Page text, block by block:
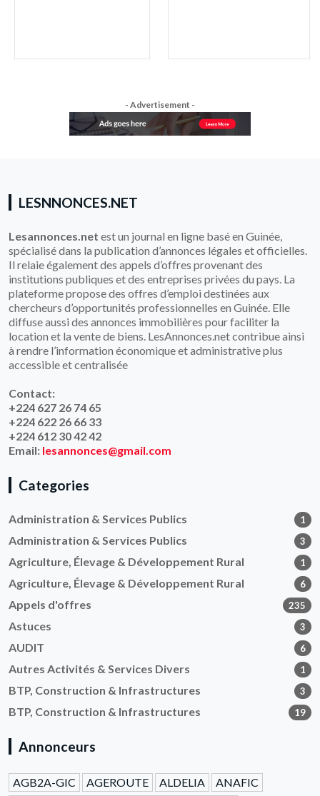
- Advertisement -
LESNNONCES.NET
Lesannonces.net est un journal en ligne basé en Guinée,
spécialisé dans la publication d’annonces légales et officielles.
Il relaie également des appels d’offres provenant des
institutions publiques et des entreprises privées du pays. La
plateforme propose des offres d’emploi destinées aux
chercheurs d’opportunités professionnelles en Guinée. Elle
diffuse aussi des annonces immobilières pour faciliter la
location et la vente de biens. LesAnnonces.net contribue ainsi
à rendre l’information économique et administrative plus
accessible et centralisée
Contact:
+224 627 26 74 65
+224 622 26 66 33
+224 612 30 42 42
Email: lesannonces@gmail.com
Categories
Administration & Services Publics 1
Administration & Services Publics 3
Agriculture, Élevage & Développement Rural 1
Agriculture, Élevage & Développement Rural 6
Appels d'offres 235
Astuces 3
AUDIT 6
Autres Activités & Services Divers 1
BTP, Construction & Infrastructures 3
BTP, Construction & Infrastructures 19
Annonceurs
AGB2A-GIC AGEROUTE ALDELIA
ANAFIC